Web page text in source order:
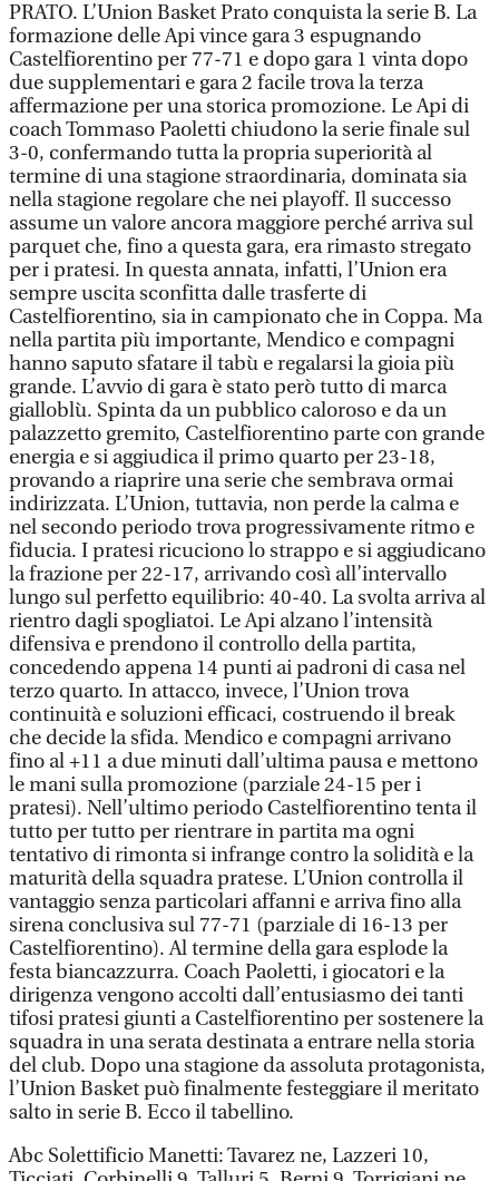
PRATO. L’Union Basket Prato conquista la serie B. La
formazione delle Api vince gara 3 espugnando
Castelfiorentino per 77-71 e dopo gara 1 vinta dopo
due supplementari e gara 2 facile trova la terza
affermazione per una storica promozione. Le Api di
coach Tommaso Paoletti chiudono la serie finale sul
3-0, confermando tutta la propria superiorità al
termine di una stagione straordinaria, dominata sia
nella stagione regolare che nei playoff. Il successo
assume un valore ancora maggiore perché arriva sul
parquet che, fino a questa gara, era rimasto stregato
per i pratesi. In questa annata, infatti, l’Union era
sempre uscita sconfitta dalle trasferte di
Castelfiorentino, sia in campionato che in Coppa. Ma
nella partita più importante, Mendico e compagni
hanno saputo sfatare il tabù e regalarsi la gioia più
grande. L’avvio di gara è stato però tutto di marca
gialloblù. Spinta da un pubblico caloroso e da un
palazzetto gremito, Castelfiorentino parte con grande
energia e si aggiudica il primo quarto per 23-18,
provando a riaprire una serie che sembrava ormai
indirizzata. L’Union, tuttavia, non perde la calma e
nel secondo periodo trova progressivamente ritmo e
fiducia. I pratesi ricuciono lo strappo e si aggiudicano
la frazione per 22-17, arrivando così all’intervallo
lungo sul perfetto equilibrio: 40-40. La svolta arriva al
rientro dagli spogliatoi. Le Api alzano l’intensità
difensiva e prendono il controllo della partita,
concedendo appena 14 punti ai padroni di casa nel
terzo quarto. In attacco, invece, l’Union trova
continuità e soluzioni efficaci, costruendo il break
che decide la sfida. Mendico e compagni arrivano
fino al +11 a due minuti dall’ultima pausa e mettono
le mani sulla promozione (parziale 24-15 per i
pratesi). Nell’ultimo periodo Castelfiorentino tenta il
tutto per tutto per rientrare in partita ma ogni
tentativo di rimonta si infrange contro la solidità e la
maturità della squadra pratese. L’Union controlla il
vantaggio senza particolari affanni e arriva fino alla
sirena conclusiva sul 77-71 (parziale di 16-13 per
Castelfiorentino). Al termine della gara esplode la
festa biancazzurra. Coach Paoletti, i giocatori e la
dirigenza vengono accolti dall’entusiasmo dei tanti
tifosi pratesi giunti a Castelfiorentino per sostenere la
squadra in una serata destinata a entrare nella storia
del club. Dopo una stagione da assoluta protagonista,
l’Union Basket può finalmente festeggiare il meritato
salto in serie B. Ecco il tabellino.
Abc Solettificio Manetti: Tavarez ne, Lazzeri 10,